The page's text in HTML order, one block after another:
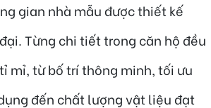
gian nhà mẫu được thiết kế
Từng chi tiết trong căn hộ đều
mỉ, từ bố trí thông minh, tối ưu
đến chất lượng vật liệu đạt